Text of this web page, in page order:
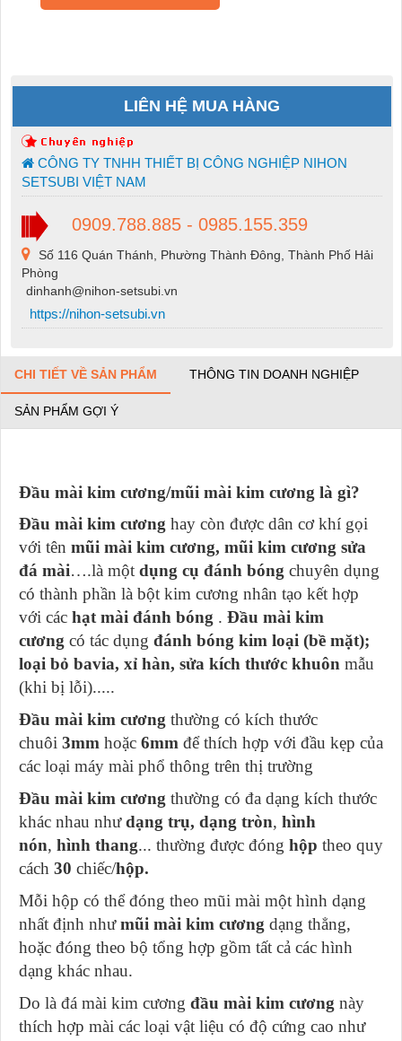
LIÊN HỆ MUA HÀNG
CÔNG TY TNHH THIẾT BỊ CÔNG NGHIỆP NIHON
SETSUBI VIỆT NAM
0909.788.885 - 0985.155.359
Số 116 Quán Thánh, Phường Thành Đông, Thành Phố Hải
Phòng
dinhanh@nihon-setsubi.vn
https://nihon-setsubi.vn
CHI TIẾT VỀ SẢN PHẨM THÔNG TIN DOANH NGHIỆP
SẢN PHẨM GỢI Ý
Đầu mài kim cương/mũi mài kim cương là gì?
Đầu mài kim cương hay còn được dân cơ khí gọi
với tên mũi mài kim cương, mũi kim cương sửa
đá mài….là một dụng cụ đánh bóng chuyên dụng
có thành phần là bột kim cương nhân tạo kết hợp
với các hạt mài đánh bóng . Đầu mài kim
cương có tác dụng đánh bóng kim loại (bề mặt);
loại bỏ bavia, xỉ hàn, sửa kích thước khuôn mẫu
(khi bị lỗi).....
Đầu mài kim cương thường có kích thước
chuôi 3mm hoặc 6mm để thích hợp với đầu kẹp của
các loại máy mài phổ thông trên thị trường
Đầu mài kim cương thường có đa dạng kích thước
khác nhau nhưdạng trụ, dạng tròn, hình
nón, hình thang... thường được đóng hộp theo quy
cách 30 chiếc/hộp.
Mỗi hộp có thể đóng theo mũi mài một hình dạng
nhất định nhưmũi mài kim cương dạng thẳng,
hoặc đóng theo bộ tổng hợp gồm tất cả các hình
dạng khác nhau.
Do là đá mài kim cương đầu mài kim cương này
thích hợp mài các loại vật liệu có độ cứng cao như